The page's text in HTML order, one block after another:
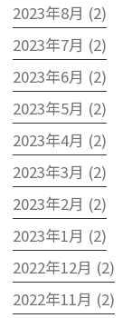
2023年8月 (2)
2023年7月 (2)
2023年6月 (2)
2023年5月 (2)
2023年4月 (2)
2023年3月 (2)
2023年2月 (2)
2023年1月 (2)
2022年12月 (2)
2022年11月 (2)